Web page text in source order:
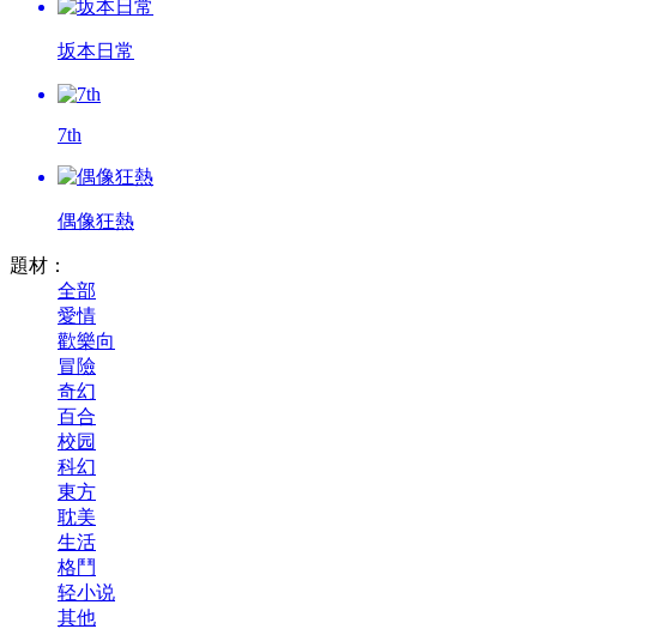
坂本日常
7th
偶像狂熱
題材：
全部
愛情
歡樂向
冒險
奇幻
百合
校园
科幻
東方
耽美
生活
格鬥
轻小说
其他